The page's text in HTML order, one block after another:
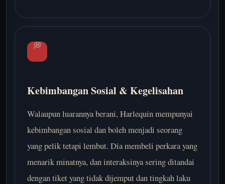
💭
Kebimbangan Sosial & Kegelisahan
Walaupun luarannya berani, Harlequin mempunyai
kebimbangan sosial dan boleh menjadi seorang
yang pelik tetapi lembut. Dia membeli perkara yang
menarik minatnya, dan interaksinya sering ditandai
dengan tiket yang tidak dijemput dan tingkah laku